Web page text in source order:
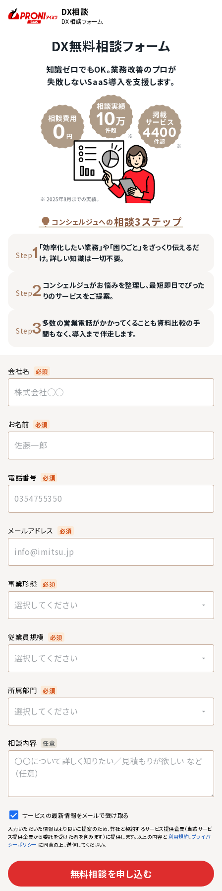
DX相談
DX相談フォーム
DX無料相談フォーム
知識ゼロでもOK。業務改善のプロが
失敗しないSaaS導入を支援します。
コンシェルジュへの相談3ステップ
Step1 「効率化したい業務」や「困りごと」をざっくり伝えるだ
け。詳しい知識は一切不要。
Step2 コンシェルジュがお悩みを整理し、最短即日でぴった
りのサービスをご提案。
Step3多数の営業電話がかかってくることも資料比較の手
間もなく、導入まで伴走します。
会社名 必須
お名前 必須
電話番号 必須
メールアドレス 必須
事業形態 必須
選択してください
従業員規模 必須
選択してください
所属部門 必須
選択してください
相談内容 任意
サービスの最新情報をメールで受け取る
入力いただいた情報はより良いご提案のため、弊社と契約するサービス提供企業（当該サービ
ス提供企業から委託を受けた者を含みます）に提供します。以上の内容と 利用規約、プライバ
シーポリシー に同意の上、送信してください。
無料相談を申し込む